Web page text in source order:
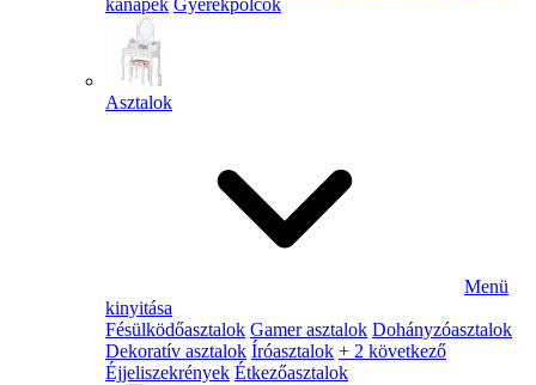
kanapék Gyerekpolcok
Asztalok
Menü
kinyitása
Fésülködőasztalok Gamer asztalok Dohányzóasztalok
Dekoratív asztalok Íróasztalok + 2 következő
Éjjeliszekrények Étkezőasztalok